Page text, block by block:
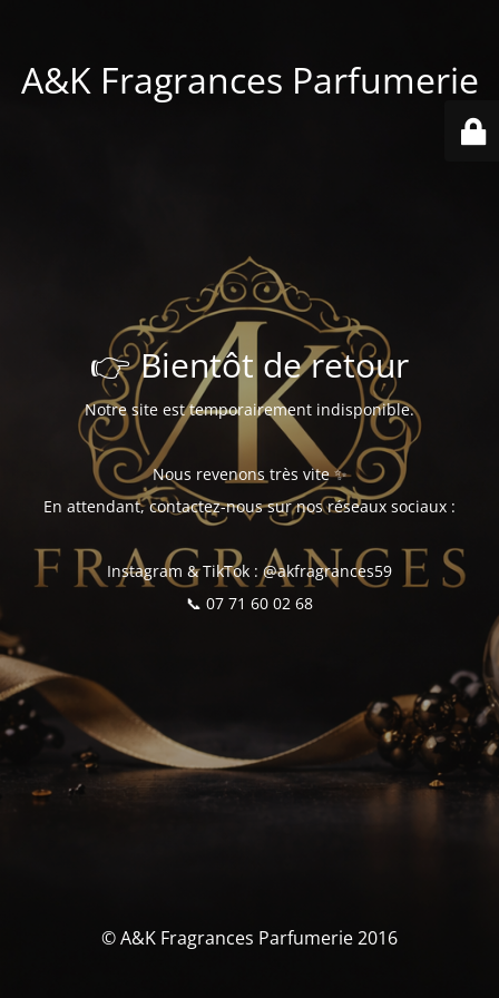
A&K Fragrances Parfumerie
👉 Bientôt de retour
Notre site est temporairement indisponible.
Nous revenons très vite ✨
En attendant, contactez-nous sur nos réseaux sociaux :
Instagram & TikTok : @akfragrances59
📞 07 71 60 02 68
© A&K Fragrances Parfumerie 2016